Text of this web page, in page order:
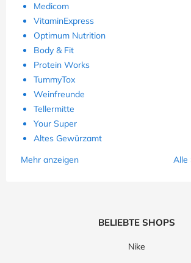
Medicom
VitaminExpress
Optimum Nutrition
Body & Fit
Protein Works
TummyTox
Weinfreunde
Tellermitte
Your Super
Altes Gewürzamt
Mehr anzeigen
Alle
BELIEBTE SHOPS
Nike